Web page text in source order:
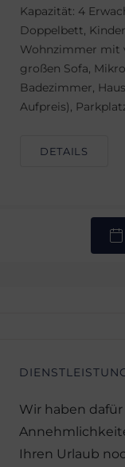
Kapazität: 4
Doppelbett,
Wohnzimmer mit
großen Sofa,
Badezimmer,
Aufpreis),
DETAILS
Wir haben dafür
Ihren Urlaub